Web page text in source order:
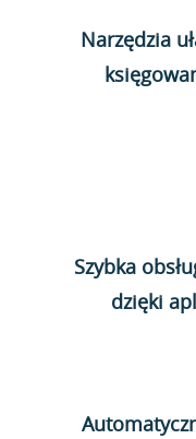
Narzędzia
Szybka
dzięki